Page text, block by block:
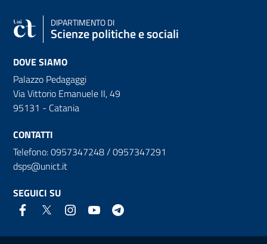
DIPARTIMENTO DI
Scienze politiche e sociali
DOVE SIAMO
Palazzo Pedagaggi
Via Vittorio Emanuele II, 49
95131 - Catania
CONTATTI
Telefono: 0957347248 / 0957347291
dsps@unict.it
SEGUICI SU